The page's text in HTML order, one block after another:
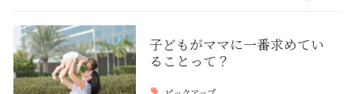
子どもがママに一番求めてい
ることって？